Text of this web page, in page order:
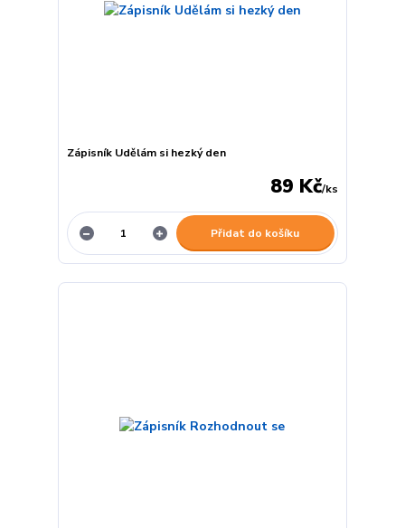
Zápisník Udělám si hezký den
89 Kč/ks
Přidat do košíku